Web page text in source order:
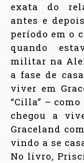
exata do
antes e
período em o
quando
militar na
a fase de
viver em
“Cilla” –
chegou a
Graceland
vindo a se
No livro,